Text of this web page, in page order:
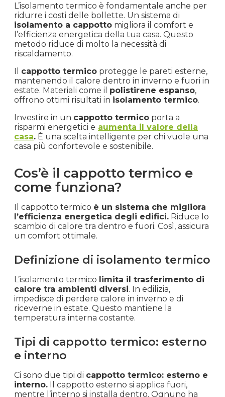
L’isolamento termico è fondamentale anche per
ridurre i costi delle bollette. Un sistema di
isolamento a cappotto migliora il comfort e
l’efficienza energetica della tua casa. Questo
metodo riduce di molto la necessità di
riscaldamento.
Il cappotto termico protegge le pareti esterne,
mantenendo il calore dentro in inverno e fuori in
estate. Materiali come il polistirene espanso,
offrono ottimi risultati in isolamento termico.
Investire in un cappotto termico porta a
risparmi energetici e aumenta il valore della
casa. È una scelta intelligente per chi vuole una
casa più confortevole e sostenibile.
Cos’è il cappotto termico e
come funziona?
Il cappotto termico è un sistema che migliora
l’efficienza energetica degli edifici. Riduce lo
scambio di calore tra dentro e fuori. Così, assicura
un comfort ottimale.
Definizione di isolamento termico
L’isolamento termico limita il trasferimento di
calore tra ambienti diversi. In edilizia,
impedisce di perdere calore in inverno e di
riceverne in estate. Questo mantiene la
temperatura interna costante.
Tipi di cappotto termico: esterno
e interno
Ci sono due tipi di cappotto termico: esterno e
interno. Il cappotto esterno si applica fuori,
mentre l’interno si installa dentro. Ognuno ha